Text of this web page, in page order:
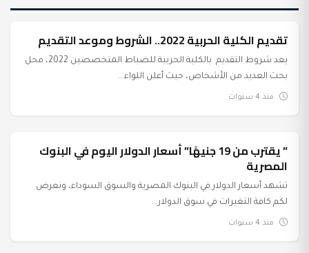
عرب وعالم
تقديم الكلية الحربية 2022.. الشروط وموعد التقديم
يعد شروط التقديم بالكلية الحربية للضباط المتخصصين 2022، محل
بحث العديد من الأشخاص، حيث أعلن اللواء...
منذ 4 سنوات
عرب وعالم ” يقترب من 19 جنيهًا” أسعار الدولار اليوم في البنوك
المصرية
تشهد أسعار الدولار في البنوك المصرية والسوق السوداء، ونعرض
لكم كافة التغيرات في سوق الدولار...
منذ 4 سنوات